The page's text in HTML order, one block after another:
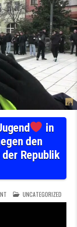
in
den
der Republik
ON WIE SCHÖN,DIE
POSTED IN
UNCATEGORIZED